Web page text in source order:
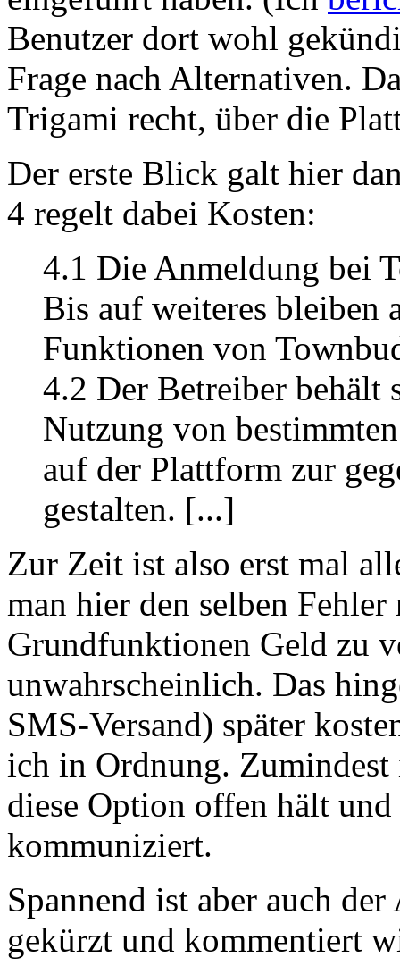
Benutzer dort wohl
Frage nach Alternativen.
Trigami recht, über die
Der erste Blick galt hier
4 regelt dabei Kosten:
4.1 Die Anmeldung bei
Bis auf weiteres bleiben
Funktionen von
4.2 Der Betreiber behält
Nutzung von
auf der Plattform zur
gestalten. [...]
Zur Zeit ist also erst mal
man hier den selben
Grundfunktionen Geld zu
unwahrscheinlich. Das
SMS-Versand) später
ich in Ordnung. Zumindest
diese Option offen hält
kommuniziert.
Spannend ist aber auch
gekürzt und kommentiert